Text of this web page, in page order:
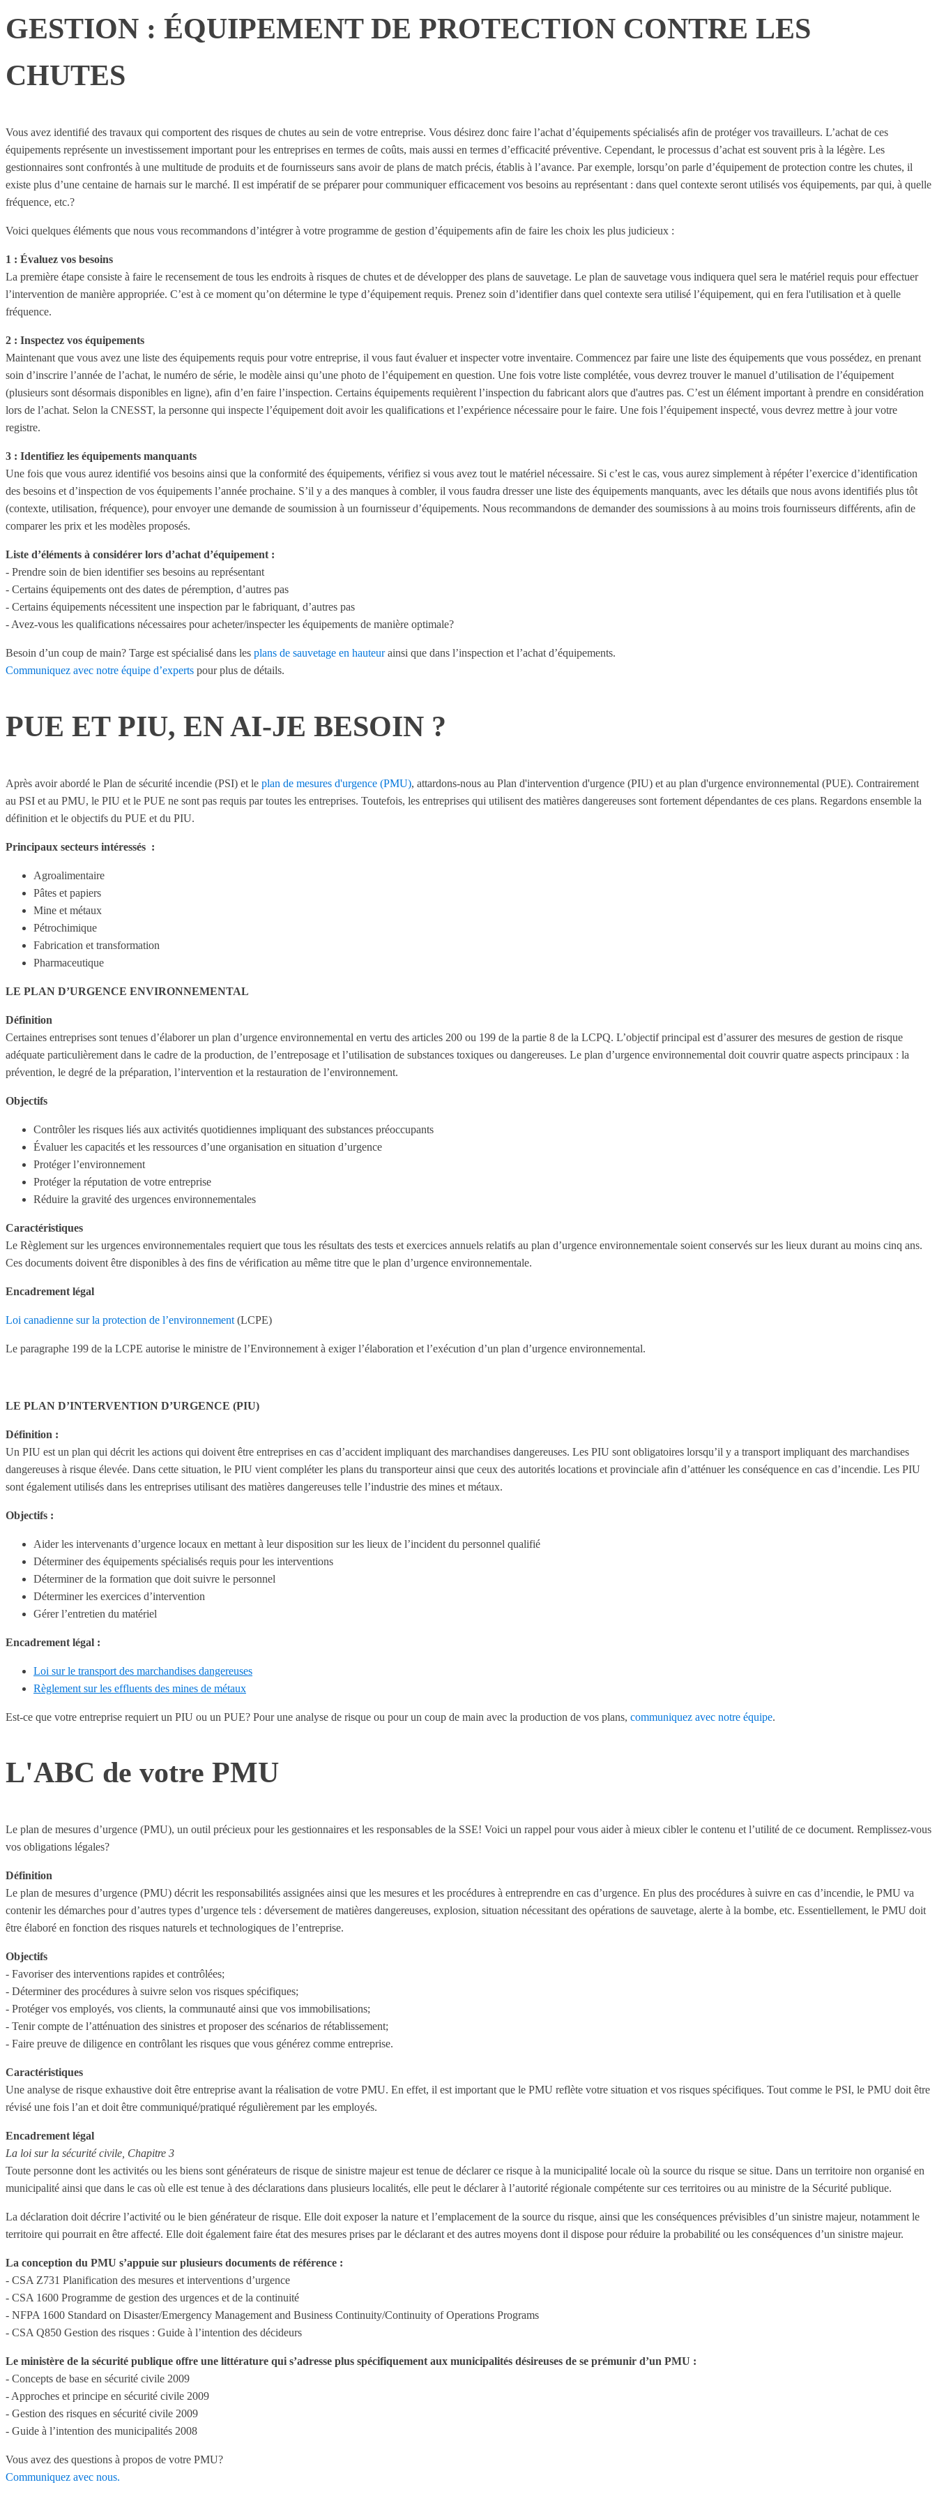
GESTION : ÉQUIPEMENT DE PROTECTION CONTRE LES
CHUTES
Vous avez identifié des travaux qui comportent des risques de chutes au sein de votre entreprise. Vous désirez donc faire l’achat d’équipements spécialisés afin de protéger vos travailleurs. L’achat de ces
équipements représente un investissement important pour les entreprises en termes de coûts, mais aussi en termes d’efficacité préventive. Cependant, le processus d’achat est souvent pris à la légère. Les
gestionnaires sont confrontés à une multitude de produits et de fournisseurs sans avoir de plans de match précis, établis à l’avance. Par exemple, lorsqu’on parle d’équipement de protection contre les chutes, il
existe plus d’une centaine de harnais sur le marché. Il est impératif de se préparer pour communiquer efficacement vos besoins au représentant : dans quel contexte seront utilisés vos équipements, par qui, à quelle
fréquence, etc.?
Voici quelques éléments que nous vous recommandons d’intégrer à votre programme de gestion d’équipements afin de faire les choix les plus judicieux :
1 : Évaluez vos besoins
La première étape consiste à faire le recensement de tous les endroits à risques de chutes et de développer des plans de sauvetage. Le plan de sauvetage vous indiquera quel sera le matériel requis pour effectuer
l’intervention de manière appropriée. C’est à ce moment qu’on détermine le type d’équipement requis. Prenez soin d’identifier dans quel contexte sera utilisé l’équipement, qui en fera l'utilisation et à quelle
fréquence.
2 : Inspectez vos équipements
Maintenant que vous avez une liste des équipements requis pour votre entreprise, il vous faut évaluer et inspecter votre inventaire. Commencez par faire une liste des équipements que vous possédez, en prenant
soin d’inscrire l’année de l’achat, le numéro de série, le modèle ainsi qu’une photo de l’équipement en question. Une fois votre liste complétée, vous devrez trouver le manuel d’utilisation de l’équipement
(plusieurs sont désormais disponibles en ligne), afin d’en faire l’inspection. Certains équipements requièrent l’inspection du fabricant alors que d'autres pas. C’est un élément important à prendre en considération
lors de l’achat. Selon la CNESST, la personne qui inspecte l’équipement doit avoir les qualifications et l’expérience nécessaire pour le faire. Une fois l’équipement inspecté, vous devrez mettre à jour votre
registre.
3 : Identifiez les équipements manquants
Une fois que vous aurez identifié vos besoins ainsi que la conformité des équipements, vérifiez si vous avez tout le matériel nécessaire. Si c’est le cas, vous aurez simplement à répéter l’exercice d’identification
des besoins et d’inspection de vos équipements l’année prochaine. S’il y a des manques à combler, il vous faudra dresser une liste des équipements manquants, avec les détails que nous avons identifiés plus tôt
(contexte, utilisation, fréquence), pour envoyer une demande de soumission à un fournisseur d’équipements. Nous recommandons de demander des soumissions à au moins trois fournisseurs différents, afin de
comparer les prix et les modèles proposés.
Liste d’éléments à considérer lors d’achat d’équipement :
- Prendre soin de bien identifier ses besoins au représentant
- Certains équipements ont des dates de péremption, d’autres pas
- Certains équipements nécessitent une inspection par le fabriquant, d’autres pas
- Avez-vous les qualifications nécessaires pour acheter/inspecter les équipements de manière optimale?
Besoin d’un coup de main? Targe est spécialisé dans les plans de sauvetage en hauteurainsi que dans l’inspection et l’achat d’équipements.
Communiquez avec notre équipe d’experts pour plus de détails.
PUE ET PIU, EN AI-JE BESOIN ?
Après avoir abordé le Plan de sécurité incendie (PSI) et le plan de mesures d'urgence (PMU), attardons-nous au Plan d'intervention d'urgence (PIU) et au plan d'urgence environnemental (PUE). Contrairement
au PSI et au PMU, le PIU et le PUE ne sont pas requis par toutes les entreprises. Toutefois, les entreprises qui utilisent des matières dangereuses sont fortement dépendantes de ces plans. Regardons ensemble la
définition et le objectifs du PUE et du PIU.
Principaux secteurs intéressés :
Agroalimentaire
Pâtes et papiers
Mine et métaux
Pétrochimique
Fabrication et transformation
Pharmaceutique
LE PLAN D’URGENCE ENVIRONNEMENTAL
Définition
Certaines entreprises sont tenues d’élaborer un plan d’urgence environnemental en vertu des articles 200 ou 199 de la partie 8 de la LCPQ. L’objectif principal est d’assurer des mesures de gestion de risque
adéquate particulièrement dans le cadre de la production, de l’entreposage et l’utilisation de substances toxiques ou dangereuses. Le plan d’urgence environnemental doit couvrir quatre aspects principaux : la
prévention, le degré de la préparation, l’intervention et la restauration de l’environnement.
Objectifs
Contrôler les risques liés aux activités quotidiennes impliquant des substances préoccupants
Évaluer les capacités et les ressources d’une organisation en situation d’urgence
Protéger l’environnement
Protéger la réputation de votre entreprise
Réduire la gravité des urgences environnementales
Caractéristiques
Le Règlement sur les urgences environnementales requiert que tous les résultats des tests et exercices annuels relatifs au plan d’urgence environnementale soient conservés sur les lieux durant au moins cinq ans.
Ces documents doivent être disponibles à des fins de vérification au même titre que le plan d’urgence environnementale.
Encadrement légal
Loi canadienne sur la protection de l’environnement (LCPE)
Le paragraphe 199 de la LCPE autorise le ministre de l’Environnement à exiger l’élaboration et l’exécution d’un plan d’urgence environnemental.
LE PLAN D’INTERVENTION D’URGENCE (PIU)
Définition :
Un PIU est un plan qui décrit les actions qui doivent être entreprises en cas d’accident impliquant des marchandises dangereuses. Les PIU sont obligatoires lorsqu’il y a transport impliquant des marchandises
dangereuses à risque élevée. Dans cette situation, le PIU vient compléter les plans du transporteur ainsi que ceux des autorités locations et provinciale afin d’atténuer les conséquence en cas d’incendie. Les PIU
sont également utilisés dans les entreprises utilisant des matières dangereuses telle l’industrie des mines et métaux.
Objectifs :
Aider les intervenants d’urgence locaux en mettant à leur disposition sur les lieux de l’incident du personnel qualifié
Déterminer des équipements spécialisés requis pour les interventions
Déterminer de la formation que doit suivre le personnel
Déterminer les exercices d’intervention
Gérer l’entretien du matériel
Encadrement légal :
Loi sur le transport des marchandises dangereuses
Règlement sur les effluents des mines de métaux
Est-ce que votre entreprise requiert un PIU ou un PUE? Pour une analyse de risque ou pour un coup de main avec la production de vos plans, communiquez avec notre équipe.
L'ABC de votre PMU
Le plan de mesures d’urgence (PMU), un outil précieux pour les gestionnaires et les responsables de la SSE! Voici un rappel pour vous aider à mieux cibler le contenu et l’utilité de ce document. Remplissez-vous
vos obligations légales?
Définition
Le plan de mesures d’urgence (PMU) décrit les responsabilités assignées ainsi que les mesures et les procédures à entreprendre en cas d’urgence. En plus des procédures à suivre en cas d’incendie, le PMU va
contenir les démarches pour d’autres types d’urgence tels : déversement de matières dangereuses, explosion, situation nécessitant des opérations de sauvetage, alerte à la bombe, etc. Essentiellement, le PMU doit
être élaboré en fonction des risques naturels et technologiques de l’entreprise.
Objectifs
- Favoriser des interventions rapides et contrôlées;
- Déterminer des procédures à suivre selon vos risques spécifiques;
- Protéger vos employés, vos clients, la communauté ainsi que vos immobilisations;
- Tenir compte de l’atténuation des sinistres et proposer des scénarios de rétablissement;
- Faire preuve de diligence en contrôlant les risques que vous générez comme entreprise.
Caractéristiques
Une analyse de risque exhaustive doit être entreprise avant la réalisation de votre PMU. En effet, il est important que le PMU reflète votre situation et vos risques spécifiques. Tout comme le PSI, le PMU doit être
révisé une fois l’an et doit être communiqué/pratiqué régulièrement par les employés.
Encadrement légal
La loi sur la sécurité civile, Chapitre 3
Toute personne dont les activités ou les biens sont générateurs de risque de sinistre majeur est tenue de déclarer ce risque à la municipalité locale où la source du risque se situe. Dans un territoire non organisé en
municipalité ainsi que dans le cas où elle est tenue à des déclarations dans plusieurs localités, elle peut le déclarer à l’autorité régionale compétente sur ces territoires ou au ministre de la Sécurité publique.
La déclaration doit décrire l’activité ou le bien générateur de risque. Elle doit exposer la nature et l’emplacement de la source du risque, ainsi que les conséquences prévisibles d’un sinistre majeur, notamment le
territoire qui pourrait en être affecté. Elle doit également faire état des mesures prises par le déclarant et des autres moyens dont il dispose pour réduire la probabilité ou les conséquences d’un sinistre majeur.
La conception du PMU s’appuie sur plusieurs documents de référence :
- CSA Z731 Planification des mesures et interventions d’urgence
- CSA 1600 Programme de gestion des urgences et de la continuité
- NFPA 1600 Standard on Disaster/Emergency Management and Business Continuity/Continuity of Operations Programs
- CSA Q850 Gestion des risques : Guide à l’intention des décideurs
Le ministère de la sécurité publique offre une littérature qui s’adresse plus spécifiquement aux municipalités désireuses de se prémunir d’un PMU :
- Concepts de base en sécurité civile 2009
- Approches et principe en sécurité civile 2009
- Gestion des risques en sécurité civile 2009
- Guide à l’intention des municipalités 2008
Vous avez des questions à propos de votre PMU?
Communiquez avec nous.